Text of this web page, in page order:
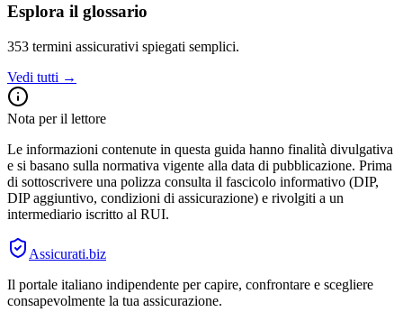
Esplora il glossario
353 termini assicurativi spiegati semplici.
Vedi tutti →
Nota per il lettore
Le informazioni contenute in questa guida hanno finalità divulgativa
e si basano sulla normativa vigente alla data di pubblicazione. Prima
di sottoscrivere una polizza consulta il fascicolo informativo (DIP,
DIP aggiuntivo, condizioni di assicurazione) e rivolgiti a un
intermediario iscritto al RUI.
Assicurati.biz
Il portale italiano indipendente per capire, confrontare e scegliere
consapevolmente la tua assicurazione.